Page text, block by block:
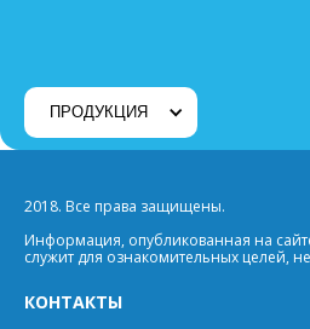
ПРОДУКЦИЯ
2018. Все права защищены.
Информация, опубликованная на
служит для ознакомительных целей,
КОНТАКТЫ